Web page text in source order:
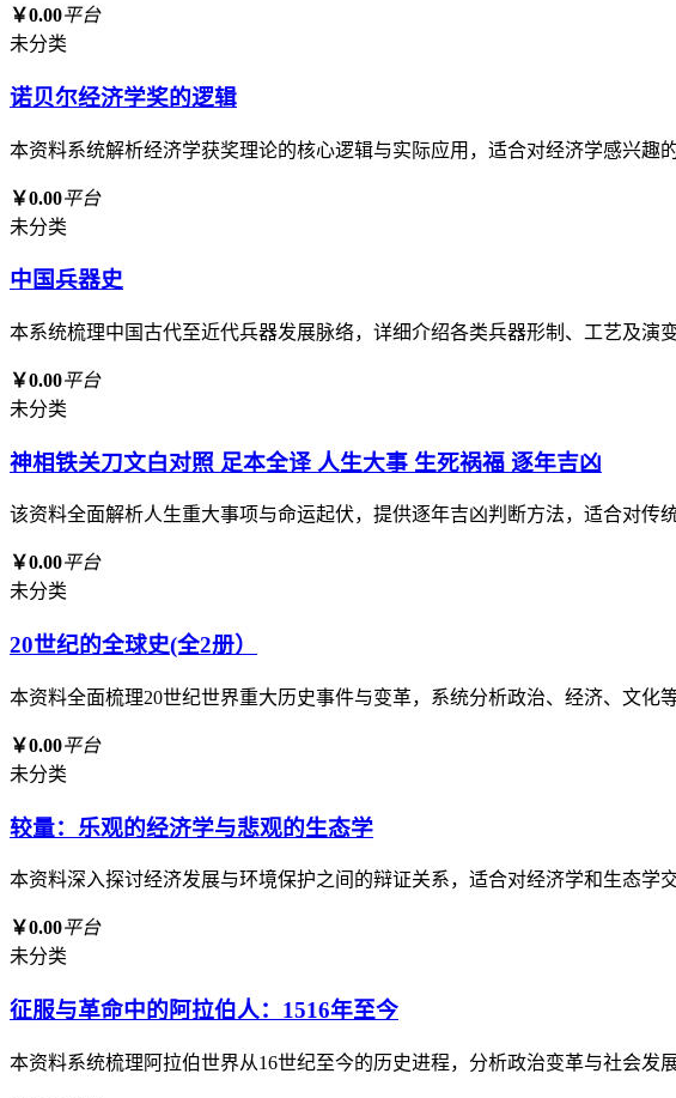
￥0.00平台
未分类
诺贝尔经济学奖的逻辑
本资料系统解析经济学获奖理论的核心逻辑与实际应用，适合对经济学感兴
￥0.00平台
未分类
中国兵器史
本系统梳理中国古代至近代兵器发展脉络，详细介绍各类兵器形制、工艺及
￥0.00平台
未分类
神相铁关刀文白对照 足本全译 人生大事 生死祸福 逐年吉凶
该资料全面解析人生重大事项与命运起伏，提供逐年吉凶判断方法，适合对
￥0.00平台
未分类
20世纪的全球史(全2册）
本资料全面梳理20世纪世界重大历史事件与变革，系统分析政治、经济、文
￥0.00平台
未分类
较量：乐观的经济学与悲观的生态学
本资料深入探讨经济发展与环境保护之间的辩证关系，适合对经济学和生态
￥0.00平台
未分类
征服与革命中的阿拉伯人：1516年至今
本资料系统梳理阿拉伯世界从16世纪至今的历史进程，分析政治变革与社会